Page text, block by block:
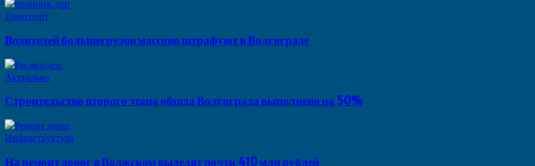
Транспорт
Водителей большегрузов массово штрафуют в Волгограде
Актуально
Строительство второго этапа обхода Волгограда выполнено на 50%
Инфраструктура
На ремонт дорог в Волжском выделят почти 410 млн рублей